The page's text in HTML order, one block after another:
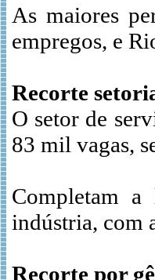
As maiores
empregos, e
Recorte
O setor de
83 mil vagas,
Completam
indústria, com
Recorte por